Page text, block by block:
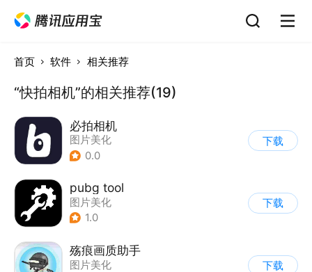
首页 软件 相关推荐
“快拍相机”的相关推荐(19)
必拍相机
图片美化
0.0
下载
pubg tool
图片美化
1.0
下载
殇痕画质助手
图片美化
下载